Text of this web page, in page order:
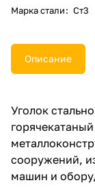
Марка стали: Ст3
Описание
Уголок
сооружений,
машин и